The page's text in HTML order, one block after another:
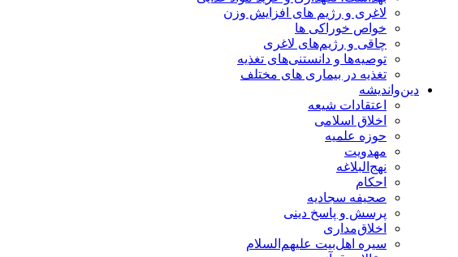
لاغری و رژیم های افزایش وزن
خواص خوراكی ها
چاقی و رژیم‌های لاغری
توصیه‌ها و دانستنی‌های تغذیه
تغذیه در بیماری های مختلف
دین‌واندیشه
اعتقادات شیعه
اخلاق اسلامی
حوزه علمیه
مهدویت
نهج‌البلاغه
احکام
صحیفه سجادیه
پرسش و پاسخ دینی
اخلاق‌مداری
سیره اهل‌بیت علیهم‌السلام